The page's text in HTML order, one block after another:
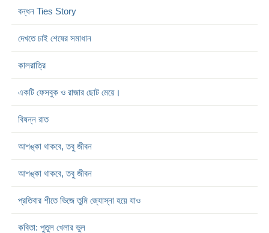
বন্ধন Ties Story
দেখতে চাই শেষের সমাধান
কালরাত্রি
একটি ফেসবুক ও রাজার ছোট মেয়ে।
বিষন্ন রাত
আশঙ্কা থাকবে, তবু জীবন
আশঙ্কা থাকবে, তবু জীবন
প্রতিবার শীতে ভিজে তুমি জ্যোস্না হয়ে যাও
কবিতা: পুতুল খেলার ভুল